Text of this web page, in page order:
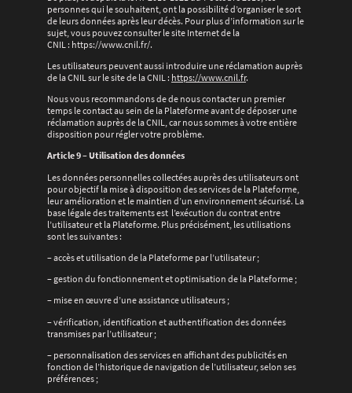
personnes qui le souhaitent, ont la possibilité d’organiser le sort
de leurs données après leur décès. Pour plus d’information sur le
sujet, vous pouvez consulter le site Internet de la
CNIL : https://www.cnil.fr/.
Les utilisateurs peuvent aussi introduire une réclamation auprès
de la CNIL sur le site de la CNIL : https://www.cnil.fr.
Nous vous recommandons de de nous contacter un premier
temps le contact au sein de la Plateforme avant de déposer une
réclamation auprès de la CNIL, car nous sommes à votre entière
disposition pour régler votre problème.
Article 9 – Utilisation des données
Les données personnelles collectées auprès des utilisateurs ont
pour objectif la mise à disposition des services de la Plateforme,
leur amélioration et le maintien d’un environnement sécurisé. La
base légale des traitements est l’exécution du contrat entre
l’utilisateur et la Plateforme. Plus précisément, les utilisations
sont les suivantes :
– accès et utilisation de la Plateforme par l’utilisateur ;
– gestion du fonctionnement et optimisation de la Plateforme ;
– mise en œuvre d’une assistance utilisateurs ;
– vérification, identification et authentification des données
transmises par l’utilisateur ;
– personnalisation des services en affichant des publicités en
fonction de l’historique de navigation de l’utilisateur, selon ses
préférences ;